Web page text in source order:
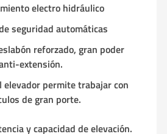
electro hidráulico
seguridad automáticas
reforzado, gran poder
extensión.
elevador permite trabajar con
de gran porte.
y capacidad de elevación.